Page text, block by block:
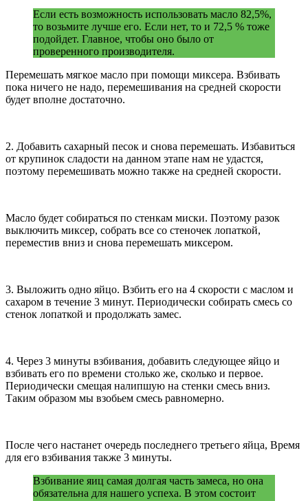
Если есть возможность использовать масло 82,5%,
то возьмите лучше его. Если нет, то и 72,5 % тоже
подойдет. Главное, чтобы оно было от
проверенного производителя.
Перемешать мягкое масло при помощи миксера. Взбивать
пока ничего не надо, перемешивания на средней скорости
будет вполне достаточно.
2. Добавить сахарный песок и снова перемешать. Избавиться
от крупинок сладости на данном этапе нам не удастся,
поэтому перемешивать можно также на средней скорости.
Масло будет собираться по стенкам миски. Поэтому разок
выключить миксер, собрать все со стеночек лопаткой,
переместив вниз и снова перемешать миксером.
3. Выложить одно яйцо. Взбить его на 4 скорости с маслом и
сахаром в течение 3 минут. Периодически собирать смесь со
стенок лопаткой и продолжать замес.
4. Через 3 минуты взбивания, добавить следующее яйцо и
взбивать его по времени столько же, сколько и первое.
Периодически смещая налипшую на стенки смесь вниз.
Таким образом мы взобьем смесь равномерно.
После чего настанет очередь последнего третьего яйца, Время
для его взбивания также 3 минуты.
Взбивание яиц самая долгая часть замеса, но она
обязательна для нашего успеха. В этом состоит